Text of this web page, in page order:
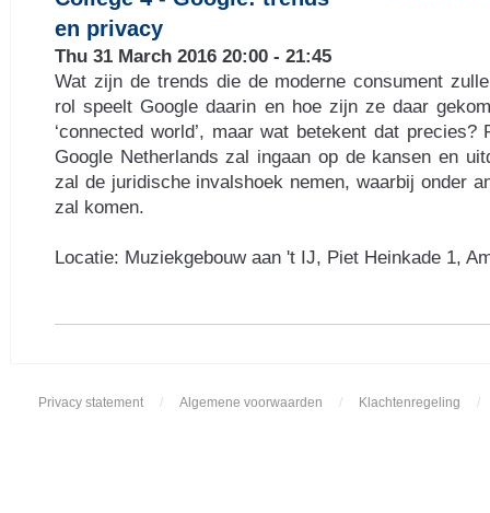
en privacy
Thu 31 March 2016 20:00 - 21:45
Wat zijn de trends die de moderne consument
rol speelt Google daarin en hoe zijn ze daar
‘connected world’, maar wat betekent dat precies?
Google Netherlands zal ingaan op de kansen en
zal de juridische invalshoek nemen, waarbij onder
zal komen.
Locatie: Muziekgebouw aan 't IJ, Piet Heinkade 1,
Privacy statement / Algemene voorwaarden / Klachtenregeling /